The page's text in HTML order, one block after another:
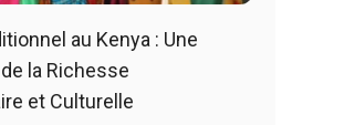
au Kenya : Une
la Richesse
et Culturelle